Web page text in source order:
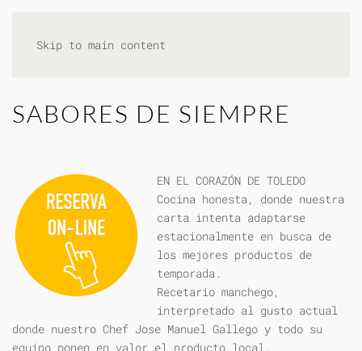
Skip to main content
SABORES DE SIEMPRE
EN EL CORAZÓN DE TOLEDO
Cocina honesta, donde nuestra
carta intenta adaptarse
estacionalmente en busca de
los mejores productos de
temporada.
Recetario manchego,
interpretado al gusto actual
donde nuestro Chef Jose Manuel Gallego y todo su
equipo ponen en valor el producto local.